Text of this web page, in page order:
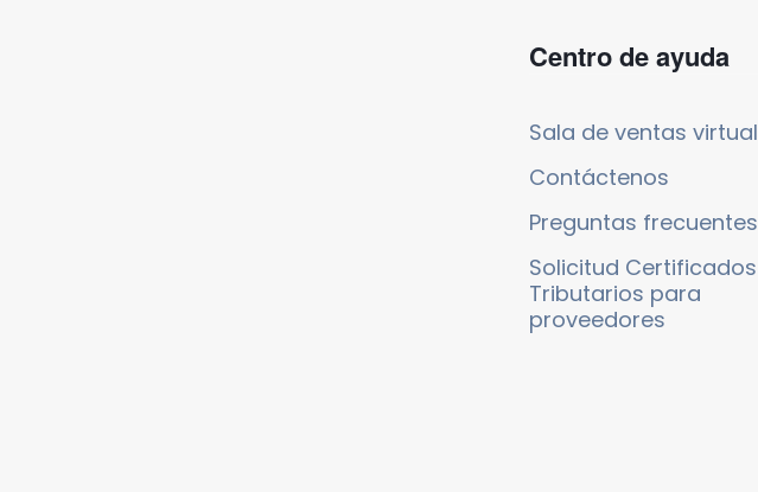
Centro de ayuda
Sala de ventas virtual
Contáctenos
Preguntas frecuentes
Solicitud Certificados
Tributarios para
proveedores